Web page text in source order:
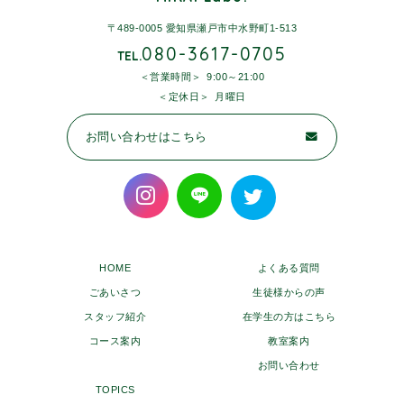
〒489-0005 愛知県瀬戸市中水野町1-513
TEL.080-3617-0705
営業時間
9:00～21:00
定休日
月曜日
お問い合わせはこちら
HOME
ごあいさつ
スタッフ紹介
コース案内
よくある質問
生徒様からの声
在学生の方はこちら
教室案内
お問い合わせ
TOPICS